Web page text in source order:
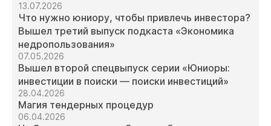
13.07.2026
Что нужно юниору, чтобы привлечь инвестора?
Вышел третий выпуск подкаста «Экономика
недропользования»
07.05.2026
Вышел второй спецвыпуск серии «Юниоры:
инвестиции в поиски — поиски инвестиций»
28.04.2026
Магия тендерных процедур
06.04.2026